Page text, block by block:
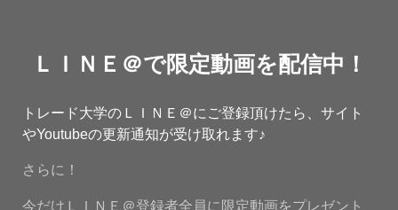
ＬＩＮＥ＠で限定動画を配信中！
トレード大学のＬＩＮＥ＠にご登録頂けたら、サイト
やYoutubeの更新通知が受け取れます♪
さらに！
今だけＬＩＮＥ＠登録者全員に限定動画をプレゼント